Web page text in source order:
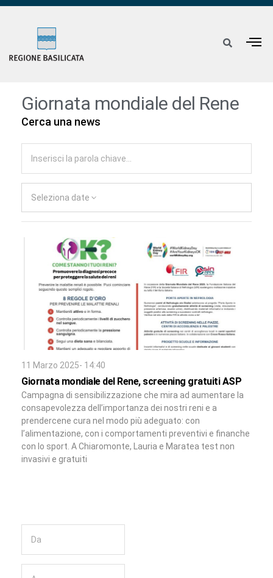
Giornata mondiale del Rene
Cerca una news
Seleziona date
11 Marzo 2025- 14:40
Giornata mondiale del Rene, screening gratuiti ASP
Campagna di sensibilizzazione che mira ad aumentare la
consapevolezza dell’importanza dei nostri reni e a
prendercene cura nel modo più adeguato: con
l’alimentazione, con i comportamenti preventivi e finanche
con lo sport. A Chiaromonte, Lauria e Maratea test non
invasivi e gratuiti